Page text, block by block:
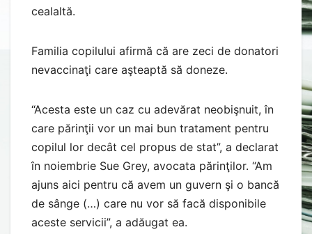
cealaltă.
Familia copilului afirmă că are zeci de donatori
nevaccinaţi care aşteaptă să doneze.
“Acesta este un caz cu adevărat neobişnuit, în
care părinţii vor un mai bun tratament pentru
copilul lor decât cel propus de stat”, a declarat
în noiembrie Sue Grey, avocata părinţilor. “Am
ajuns aici pentru că avem un guvern şi o bancă
de sânge (…) care nu vor să facă disponibile
aceste servicii”, a adăugat ea.